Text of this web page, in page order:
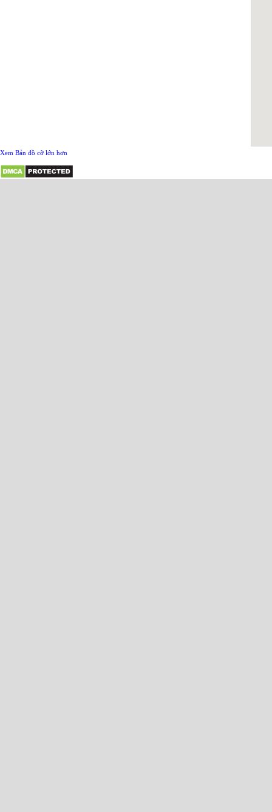
Xem Bản đồ cỡ lớn hơn